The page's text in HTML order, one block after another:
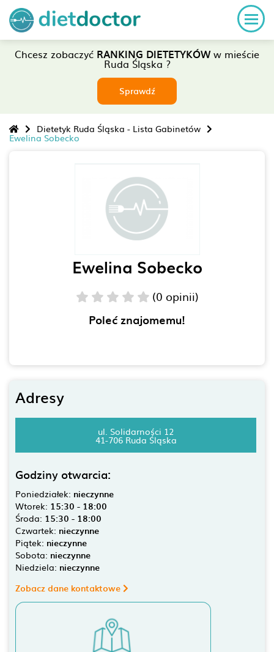
Chcesz zobaczyć RANKING DIETETYKÓWw mieście
Ruda Śląska ?
Sprawdź
Dietetyk Ruda Śląska - Lista Gabinetów
Ewelina Sobecko
Ewelina Sobecko
(0 opinii)
Poleć znajomemu!
Adresy
ul. Solidarności 12
41-706 Ruda Śląska
Godziny otwarcia:
Poniedziałek: nieczynne
Wtorek: 15:30 - 18:00
Środa: 15:30 - 18:00
Czwartek: nieczynne
Piątek: nieczynne
Sobota: nieczynne
Niedziela: nieczynne
Zobacz dane kontaktowe